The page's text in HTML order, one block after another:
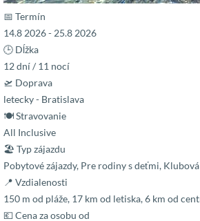
📅 Termín
14.8 2026 - 25.8 2026
🕒 Dĺžka
12 dní / 11 nocí
🛫 Doprava
letecky - Bratislava
🍽 Stravovanie
All Inclusive
🏖 Typ zájazdu
Pobytové zájazdy, Pre rodiny s deťmi,
📍 Vzdialenosti
150 m od pláže, 17 km od letiska, 6 km od
💶 Cena za osobu od